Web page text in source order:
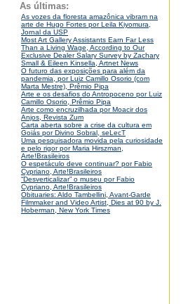
As últimas:
As vozes da floresta amazônica vibram na
arte de Hugo Fortes por Leila Kiyomura,
Jornal da USP
Most Art Gallery Assistants Earn Far Less
Than a Living Wage, According to Our
Exclusive Dealer Salary Survey by Zachary
Small & Eileen Kinsella, Artnet News
O futuro das exposições para além da
pandemia, por Luiz Camillo Osorio (com
Marta Mestre), Prêmio Pipa
Arte e os desafios do Antropoceno por Luiz
Camillo Osorio, Prêmio Pipa
Arte como encruzilhada por Moacir dos
Anjos, Revista Zum
Carta aberta sobre a crise da cultura em
Goiás por Divino Sobral, seLecT
Uma pesquisadora movida pela curiosidade
e pelo rigor por Maria Hirszman,
Arte!Brasileiros
O espetáculo deve continuar? por Fabio
Cypriano, Arte!Brasileiros
“Desverticalizar” o museu por Fabio
Cypriano, Arte!Brasileiros
Obituaries: Aldo Tambellini, Avant-Garde
Filmmaker and Video Artist, Dies at 90 by J.
Hoberman, New York Times